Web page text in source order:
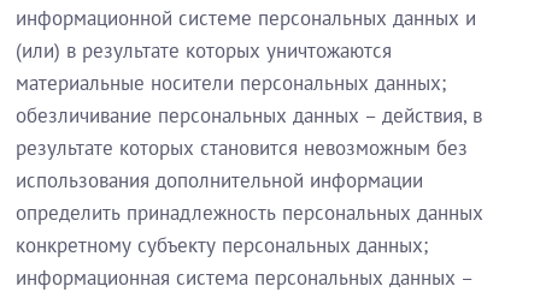
информационной системе персональных данных и
(или) в результате которых уничтожаются
материальные носители персональных данных;
обезличивание персональных данных – действия, в
результате которых становится невозможным без
использования дополнительной информации
определить принадлежность персональных данных
конкретному субъекту персональных данных;
информационная система персональных данных –